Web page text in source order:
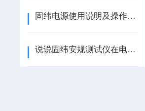
固纬电源使用说明及操作指南
说说固纬安规测试仪在电子设备生产领域的重要地位